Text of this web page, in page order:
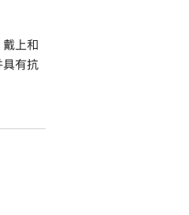
戴上和
具有抗